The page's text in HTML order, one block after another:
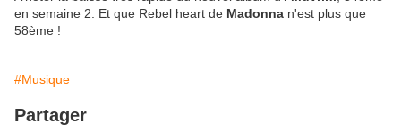
en semaine 2. Et que Rebel heart de Madonna n'est plus que
58ème !
#Musique
Partager